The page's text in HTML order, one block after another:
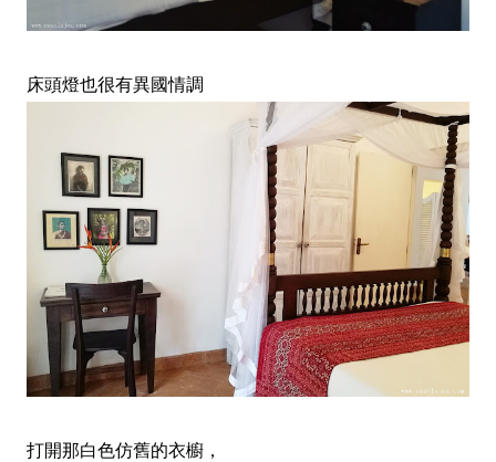
床頭燈也很有異國情調
打開那白色仿舊的衣櫥，